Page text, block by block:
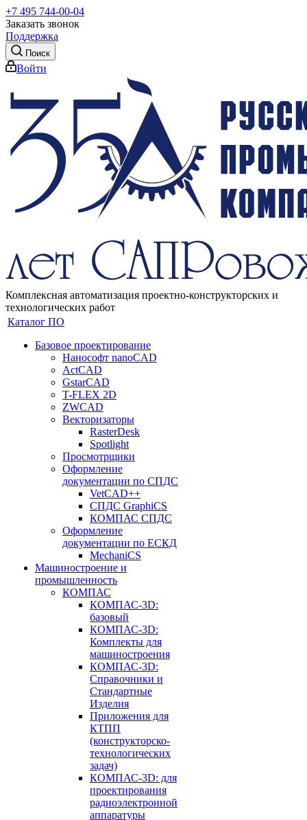
+7 495 744-00-04
Заказать звонок
Поддержка
Поиск
Войти
Комплексная автоматизация проектно-конструкторских и
технологических работ
Каталог ПО
Базовое проектирование
Нанософт nanoCAD
ActCAD
GstarCAD
T-FLEX 2D
ZWCAD
Векторизаторы
RasterDesk
Spotlight
Просмотрщики
Оформление
документации по СПДС
VetCAD++
СПДС GraphiCS
КОМПАС СПДС
Оформление
документации по ЕСКД
MechaniCS
Машиностроение и
промышленность
КОМПАС
КОМПАС-3D:
базовый
КОМПАС-3D:
Комплекты для
машиностроения
КОМПАС-3D:
Справочники и
Стандартные
Изделия
Приложения для
КТПП
(конструкторско-
технологических
задач)
КОМПАС-3D: для
проектирования
радиоэлектронной
аппаратуры